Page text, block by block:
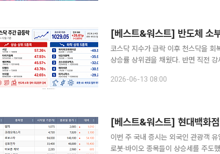
코스닥 지수가 급락 이후 천스닥을 회
상승률 상위권을 채웠다. 반면 직전
(5일) 대비 26.61포인트(2.65%) 오
2026-06-13 08:00
이번 주 국내 증시는 외국인 관광객
로봇·바이오 종목들이 상승세를 주도했다. 5일 한국거래소에 따르면 이번 주(1~5일) 코